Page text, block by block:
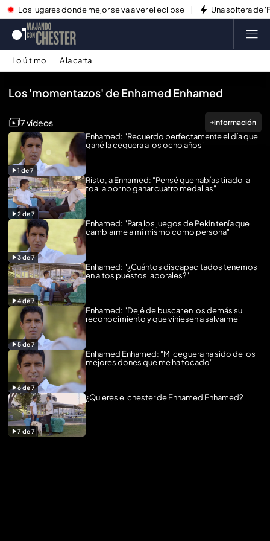
Los lugares donde mejor se va a ver el eclipse Una soltera de
Lo último A la carta
Los 'momentazos' de Enhamed Enhamed
Reproducir todo
7 vídeos información
1 de7
Enhamed: "Recuerdo perfectamente el día que
gané la ceguera a los ocho años"
2de7
Risto, a Enhamed: "Pensé que habías tirado la
toalla por no ganar cuatro medallas"
3de7
Enhamed: "Para los juegos de Pekín tenía que
cambiarme a mí mismo como persona"
4de7
Enhamed: "¿Cuántos discapacitados tenemos
en altos puestos laborales?"
5de7
Enhamed: "Dejé de buscar en los demás su
reconocimiento y que viniesen a salvarme"
6de7
Enhamed Enhamed: "Mi ceguera ha sido de los
mejores dones que me ha tocado"
7de7
¿Quieres el chester de Enhamed Enhamed?